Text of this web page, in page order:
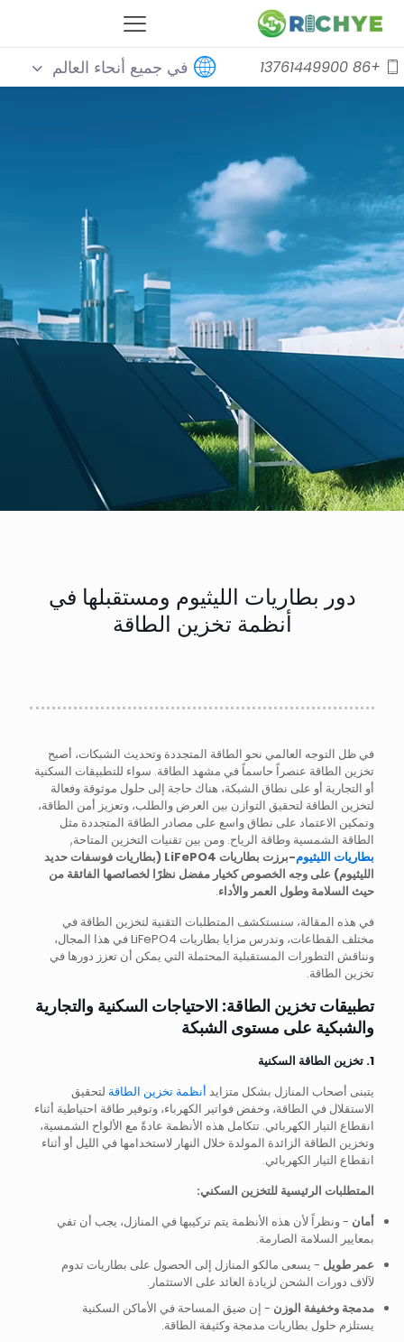
+86 13761449900 في جميع أنحاء العالم
دور بطاريات الليثيوم ومستقبلها في
أنظمة تخزين الطاقة
في ظل التوجه العالمي نحو الطاقة المتجددة وتحديث الشبكات، أصبح
تخزين الطاقة عنصراً حاسماً في مشهد الطاقة. سواء للتطبيقات السكنية
أو التجارية أو على نطاق الشبكة، هناك حاجة إلى حلول موثوقة وفعالة
لتخزين الطاقة لتحقيق التوازن بين العرض والطلب، وتعزيز أمن الطاقة،
وتمكين الاعتماد على نطاق واسع على مصادر الطاقة المتجددة مثل
الطاقة الشمسية وطاقة الرياح. ومن بين تقنيات التخزين المتاحة,
بطاريات الليثيوم
-برزت بطاريات LiFePO4 (بطاريات فوسفات حديد
الليثيوم) على وجه الخصوص كخيار مفضل نظرًا لخصائصها الفائقة من
حيث السلامة وطول العمر والأداء.
في هذه المقالة، سنستكشف المتطلبات التقنية لتخزين الطاقة في
مختلف القطاعات، وندرس مزايا بطاريات LiFePO4 في هذا المجال،
ونناقش التطورات المستقبلية المحتملة التي يمكن أن تعزز دورها في
تخزين الطاقة.
تطبيقات تخزين الطاقة: الاحتياجات السكنية والتجارية
والشبكية على مستوى الشبكة
1. تخزين الطاقة السكنية
يتبنى أصحاب المنازل بشكل متزايد أنظمة تخزين الطاقة لتحقيق
الاستقلال في الطاقة، وخفض فواتير الكهرباء، وتوفير طاقة احتياطية أثناء
انقطاع التيار الكهربائي. تتكامل هذه الأنظمة عادةً مع الألواح الشمسية،
وتخزين الطاقة الزائدة المولدة خلال النهار لاستخدامها في الليل أو أثناء
انقطاع التيار الكهربائي.
المتطلبات الرئيسية للتخزين السكني:
أمان - ونظراً لأن هذه الأنظمة يتم تركيبها في المنازل، يجب أن تفي
بمعايير السلامة الصارمة.
عمر طويل - يسعى مالكو المنازل إلى الحصول على بطاريات تدوم
لآلاف دورات الشحن لزيادة العائد على الاستثمار.
مدمجة وخفيفة الوزن - إن ضيق المساحة في الأماكن السكنية
يستلزم حلول بطاريات مدمجة وكثيفة الطاقة.